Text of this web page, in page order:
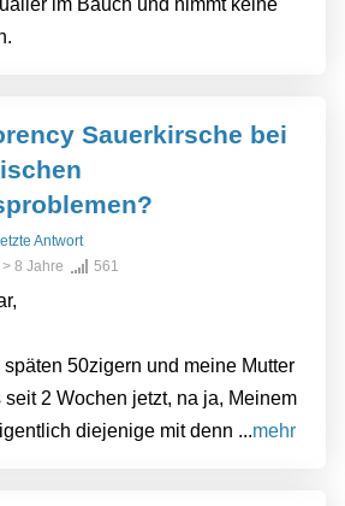
im Bauch und nimmt keine
Sauerkirsche bei
Antwort
> 8 Jahre 561
späten 50zigern und meine Mutter
seit 2 Wochen jetzt, na ja, Meinem
diejenige mit denn ...mehr